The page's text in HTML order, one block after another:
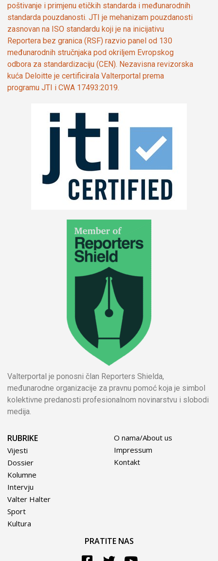
poštivanje i primjenu etičkih standarda i međunarodnih
standarda pouzdanosti. JTI je mehanizam pouzdanosti
zasnovan na ISO standardu koji je na inicijativu
Reportera bez granica (RSF) razvio panel od 130
međunarodnih stručnjaka pod okriljem Evropskog
odbora za standardizaciju (CEN). Nezavisna revizorska
kuća Deloitte je certificirala Valterportal prema
programu JTI i CWA 17493:2019.
Valterportal je ponosni član Reporters Shielda,
međunarodne organizacije za pravnu pomoć koja je simbol
kolektivne predanosti profesionalnom novinarstvu i slobodi
medija.
RUBRIKE
Vijesti
Dossier
Kolumne
Intervju
Valter Halter
Sport
Kultura
O nama/About us
Impressum
Kontakt
PRATITE NAS